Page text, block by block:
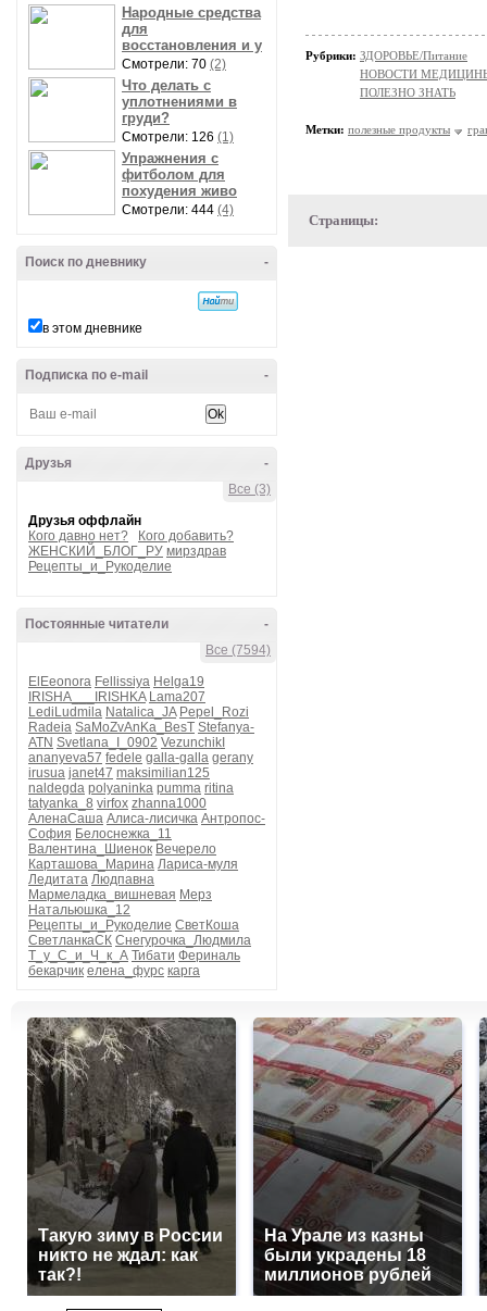
Народные средства
для
восстановления и у
Смотрели: 70 (2)
Что делать с
уплотнениями в
груди?
Смотрели: 126 (1)
Упражнения с
фитболом для
похудения живо
Смотрели: 444 (4)
-
Поиск по дневнику
в этом дневнике
-
Подписка по e-mail
-
Друзья
Все (3)
Друзья оффлайн
Кого давно нет?
Кого добавить?
ЖЕНСКИЙ_БЛОГ_РУ мирздрав
Рецепты_и_Рукоделие
-
Постоянные читатели
Все (7594)
ElEeonora Fellissiya Helga19
IRISHA___IRISHKA Lama207
LediLudmila Natalica_JA Pepel_Rozi
Radeia SaMoZvAnKa_BesT Stefanya-
ATN Svetlana_I_0902 VezunchikI
ananyeva57 fedele galla-galla gerany
irusua janet47 maksimilian125
naldegda polyaninka pumma ritina
tatyanka_8 virfox zhanna1000
АленаСаша Алиса-лисичка Антропос-
София Белоснежка_11
Валентина_Шиенок Вечерело
Карташова_Марина Лариса-муля
Ледитата Людпавна
Мармеладка_вишневая Мерз
Натальюшка_12
Рецепты_и_Рукоделие СветКоша
СветланкаСК Снегурочка_Людмила
Т_у_С_и_Ч_к_А Тибати Фериналь
бекарчик елена_фурс карга
Рубрики: ЗДОРОВЬЕ/Питание
НОВОСТИ
ПОЛЕЗНО ЗНАТЬ
Метки: полезные продукты
Страницы:
Такую зиму в России
никто не ждал: как
так?!
На Урале из казны
были украдены 18
миллионов рублей